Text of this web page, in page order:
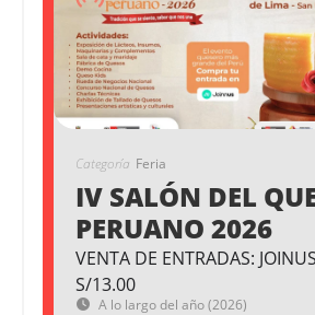
Categoría Feria
IV SALÓN DEL
PERUANO 2026
VENTA DE ENTRADAS:
S/13.00
A lo largo del año (2026)